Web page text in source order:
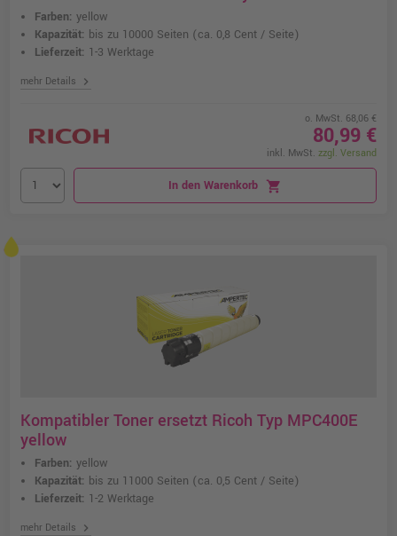
Farben: yellow
Kapazität: bis zu 10000 Seiten (ca. 0,8 Cent / Seite)
Lieferzeit: 1-3 Werktage
mehr Details chevron_right
o. MwSt. 68,06 €
80,99 €
inkl. MwSt. zzgl. Versand
In den Warenkorb shopping_cart
Kompatibler Toner ersetzt Ricoh Typ MPC400E
yellow
Farben: yellow
Kapazität: bis zu 11000 Seiten (ca. 0,5 Cent / Seite)
Lieferzeit: 1-2 Werktage
mehr Details chevron_right